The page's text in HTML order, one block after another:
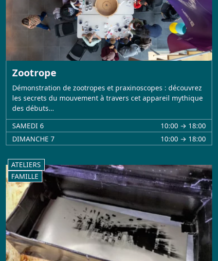
Zootrope
Démonstration de zootropes et praxinoscopes : découvrez
les secrets du mouvement à travers cet appareil mythique
des débuts…
SAMEDI 6
10:00 → 18:00
DIMANCHE 7
10:00 → 18:00
ATELIERS
FAMILLE